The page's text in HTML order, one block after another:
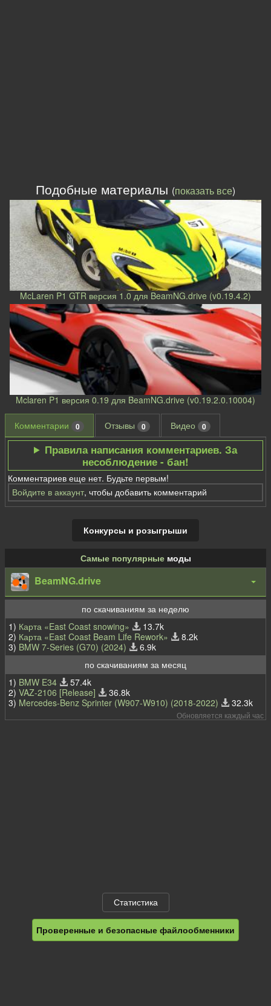
Подобные материалы (показать все)
McLaren P1 GTR версия 1.0 для BeamNG.drive (v0.19.4.2)
Mclaren P1 версия 0.19 для BeamNG.drive (v0.19.2.0.10004)
Комментарии 0 Отзывы 0 Видео 0
Правила написания комментариев. За
несоблюдение - бан!
Комментариев еще нет. Будьте первым!
Войдите в аккаунт, чтобы добавить комментарий
Конкурсы и розыгрыши
Самые популярныемоды
BeamNG.drive
по скачиваниям за неделю
1) Карта «East Coast snowing»
13.7k
2) Карта «East Coast Beam Life Rework»
8.2k
3) BMW 7-Series (G70) (2024)
6.9k
по скачиваниям за месяц
1) BMW E34
57.4k
2) VAZ-2106 [Release]
36.8k
3) Mercedes-Benz Sprinter (W907-W910) (2018-2022) 32.3k
Обновляется каждый час
Статистика
Проверенные и безопасные файлообменники